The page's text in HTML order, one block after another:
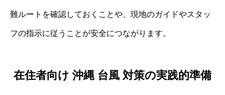
難ルートを確認しておくことや、現地のガイドやスタッ
フの指示に従うことが安全につながります。
在住者向け 沖縄 台風 対策の実践的準備